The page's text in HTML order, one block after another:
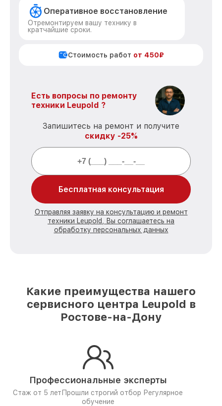
Оперативное восстановление
Отремонтируем вашу технику в
кратчайшие сроки.
Стоимость работ от 450₽
Есть вопросы по ремонту
техники Leupold ?
Запишитесь на ремонт и получите
скидку -25%
Бесплатная консультация
Отправляя заявку на консультацию и ремонт
техники Leupold, Вы соглашаетесь на
обработку персональных данных
Какие преимущества нашего
сервисного центра Leupold в
Ростове-на-Дону
Профессиональные эксперты
Стаж от 5 лет Прошли строгий отбор Регулярное
обучение